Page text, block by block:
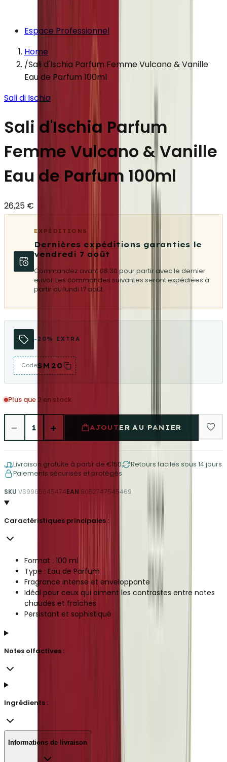
Espace Professionnel
Home
/Sali d'Ischia Parfum Femme Vulcano & Vanille
Eau de Parfum 100ml
Sali di Ischia
Sali d'Ischia Parfum
Femme Vulcano & Vanille
Eau de Parfum 100ml
26,25 €
EXPÉDITIONS
Dernières expéditions garanties le
vendredi 7 août
Commandez avant 08:30 pour partir avec le dernier
envoi. Les commandes suivantes seront expédiées à
partir du lundi 17 août.
-20% EXTRA
CodeSM20
Plus que 2 en stock
− 1 + AJOUTER AU PANIER
Livraison gratuite à partir de €150
Retours faciles sous 14 jours
Paiements sécurisés et protégés
SKU VS9965645474EAN 8052747545469
Caractéristiques principales :
Format : 100 ml
Type : Eau de Parfum
Fragrance intense et enveloppante
Idéal pour ceux qui aiment les contrastes entre notes
chaudes et fraîches
Persistant et sophistiqué
Notes olfactives :
Ingrédients :
Informations de livraison